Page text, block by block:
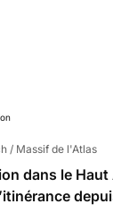
/ Massif de l'Atlas
dans le Haut